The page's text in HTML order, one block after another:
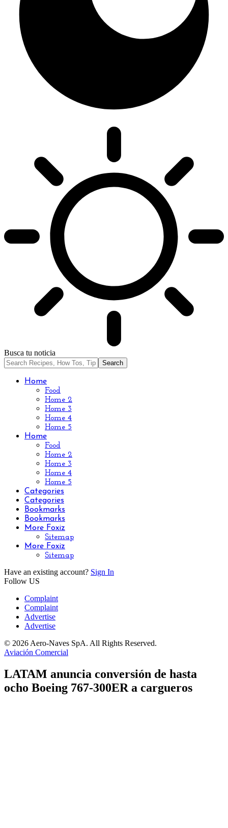
Busca tu noticia
Home
Food
Home 2
Home 3
Home 4
Home 5
Home
Food
Home 2
Home 3
Home 4
Home 5
Categories
Categories
Bookmarks
Bookmarks
More Foxiz
Sitemap
More Foxiz
Sitemap
Have an existing account? Sign In
Follow US
Complaint
Complaint
Advertise
Advertise
© 2026 Aero-Naves SpA. All Rights Reserved.
Aviación Comercial
LATAM anuncia conversión de hasta
ocho Boeing 767-300ER a cargueros